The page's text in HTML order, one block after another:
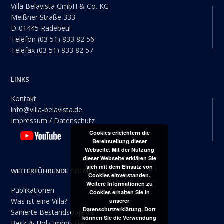
Villa Belavista GmbH & Co. KG
Meißner Straße 333
D-01445 Radebeul
Telefon (03 51) 833 82 56
Telefax (03 51) 833 82 57
LINKS
Kontakt
info@villa-belavista.de
Impressum / Datenschutz
WEITERFÜHRENDE THEMEN
Publikationen
Was ist eine Villa?
Sanierte Bestandsobjekte
Cookies erleichtern die
Bereitstellung dieser
Webseite. Mit der Nutzung
dieser Webseite erklären Sie
sich mit dem Einsatz von
Cookies einverstanden.
Weitere Informationen zu
Cookies erhalten Sie in
unserer
Datenschutzerklärung. Dort
können Sie die Verwendung